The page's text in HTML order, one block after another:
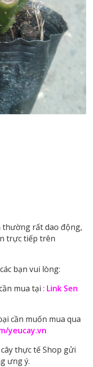
thường rất dao động,
trực tiếp trên
bạn vui lòng:
mua tại : Link Sen
cần muốn mua qua
yeucay.vn
thực tế Shop gửi
ưng ý.